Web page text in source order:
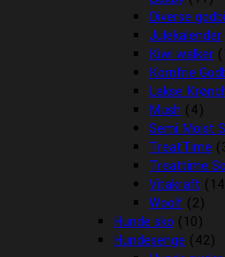
Diverse
Julekalender
Kiwi walker
Kornfrie
Lakse
Mush (4)
Semi Moist
TreatTime
Treattime
Vitakraft
Woolf (2)
Hunde sko (10)
Hundesenge (42)